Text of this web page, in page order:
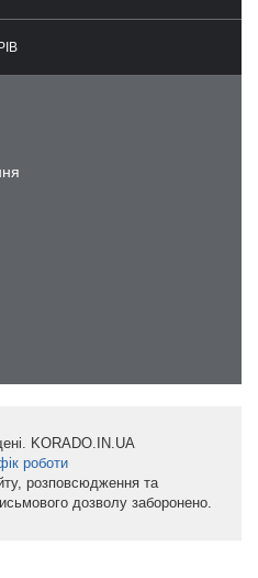
KORADO.IN.UA
роботи
розповсюдження та
дозволу заборонено.